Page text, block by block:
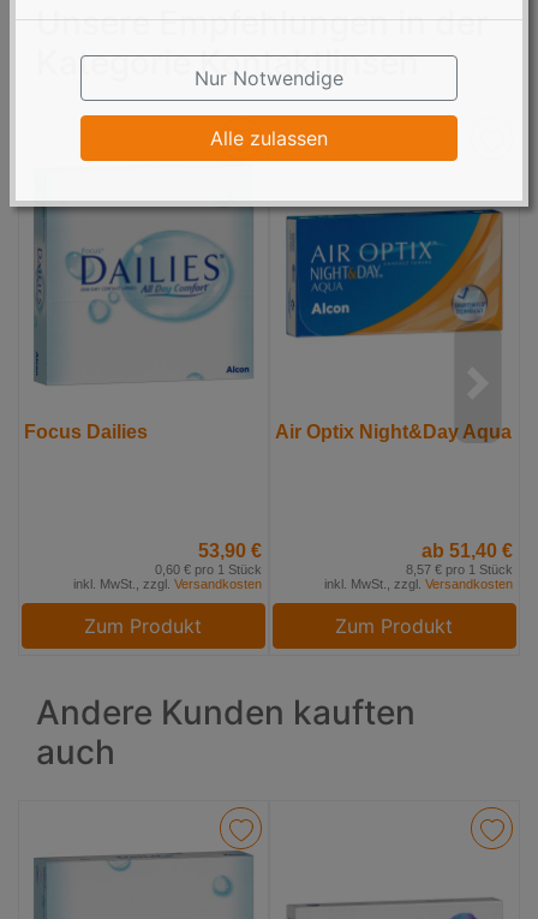
Nur Notwendige
Alle zulassen
Unsere Empfehlungen in der
Kategorie Kontaktlinsen
Focus Dailies
53,90 €
0,60 € pro 1 Stück
inkl. MwSt., zzgl. Versandkosten
Zum Produkt
Air Optix Night&Day Aqua
ab 51,40 €
8,57 € pro 1 Stück
inkl. MwSt., zzgl. Versandkosten
Zum Produkt
Andere Kunden kauften
auch